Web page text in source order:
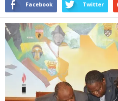
Facebook Twitter